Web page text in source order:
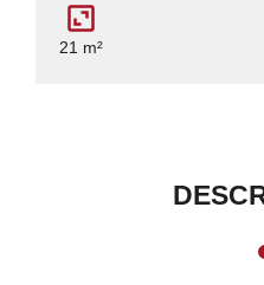
21 m²